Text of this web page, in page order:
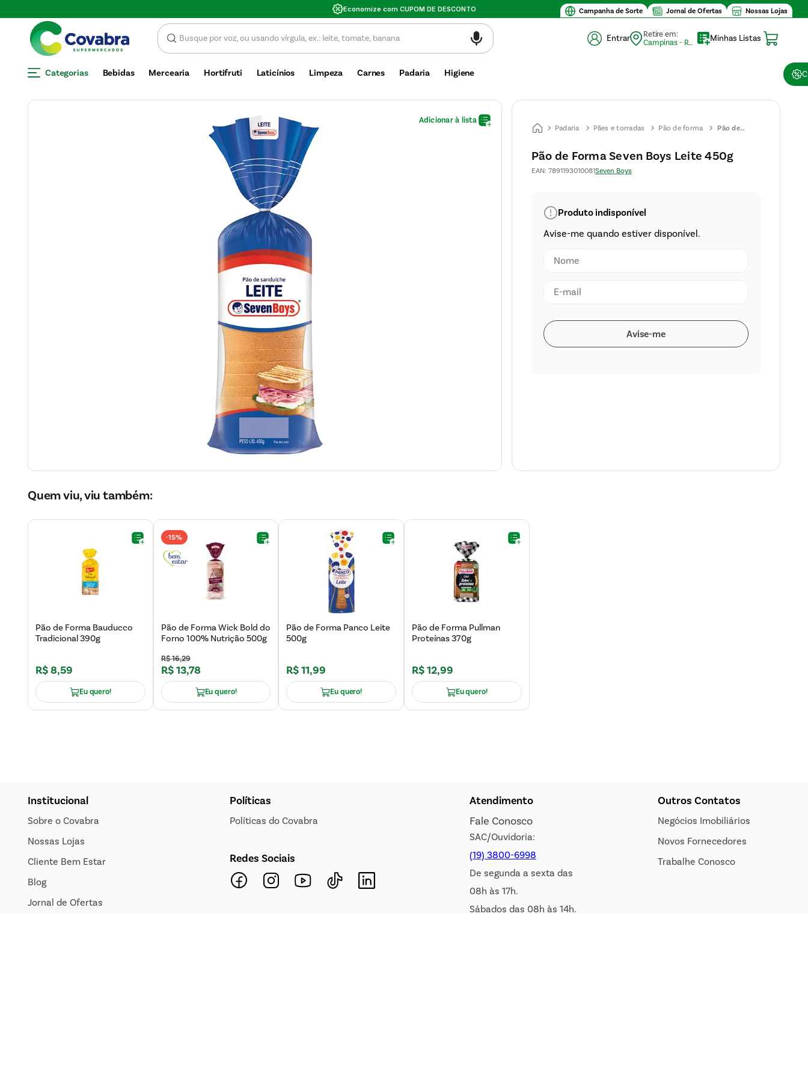
Campanha de Sorte Jornal de Ofertas Nossas Lojas
Economize com CUPOM DE DESCONTO Valor
Entrar
Retire em:
Campinas - Retirada (10)
Minhas Listas
Categorias Bebidas Mercearia Hortifruti Laticínios Limpeza Carnes Padaria Higiene
Padaria Pães e torradas Pão de forma
Pão de
Seven Boys
Pão de Forma Seven Boys Leite 450g
EAN: 7891193010081Seven Boys
Quem viu, viu também:
Pão de Forma Bauducco
Tradicional 390g
R$8,59
Eu quero!
-15%
Pão de Forma Wick Bold do
Forno 100% Nutrição 500g
R$16,29
R$13,78
Eu quero!
Pão de Forma Panco Leite
500g
R$11,99
Eu quero!
Pão de Forma Pullman
Proteínas 370g
R$12,99
Eu quero!
Institucional
Sobre o Covabra
Nossas Lojas
Cliente Bem Estar
Blog
Jornal de Ofertas
Políticas
Políticas do Covabra
Redes Sociais
Atendimento
Fale Conosco
SAC/Ouvidoria:
(19) 3800-6998
De segunda a sexta das
08h às 17h.
Sábados das 08h às 14h.
Outros Contatos
Negócios Imobiliários
Novos Fornecedores
Trabalhe Conosco